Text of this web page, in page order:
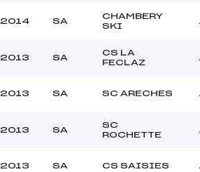
2014 SA
CHAMBERY
SKI
2013 SA
CS LA
FECLAZ
2013 SA SC ARECHES
2013 SA
SC
ROCHETTE
2013 SA CS SAISIES